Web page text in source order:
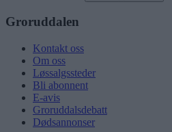
Groruddalen
Kontakt oss
Om oss
Løssalgssteder
Bli abonnent
E-avis
Groruddalsdebatt
Dødsannonser